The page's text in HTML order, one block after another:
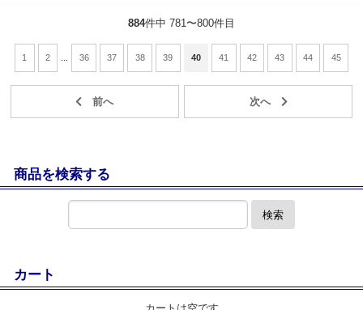
884件中 781〜800件目
1 2 36 37 38 39 40 41 42 43 44 45
商品を検索する
検索
カート